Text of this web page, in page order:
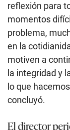
reflexión para
momentos
problema,
en la
motiven a
la integridad y
lo que
concluyó.
El director